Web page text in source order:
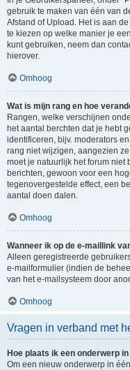
gebruik te maken van één van
Afstand of Upload. Het is aan
te kiezen op welke manier je
kunt gebruiken, neem dan
hierover.
Omhoog
Wat is mijn rang en hoe
Rangen, welke verschijnen
het aantal berchten dat je hebt
identificeren, bijv. moderators
rang niet wijzigen, aangezien
moet je natuurlijk het forum niet
berichten, gewoon voor een
tegenovergestelde effect, een
aantal doen dalen.
Omhoog
Wanneer ik op de e-maillink
Alleen geregistreerde
e-mailformulier (indien de
van het e-mailsysteem door
Omhoog
Vragen in verband met
Hoe plaats ik een onderwerp
Om een nieuw onderwerp in